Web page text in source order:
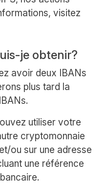
visitez
je obtenir?
avoir deux IBANs
plus tard la
utiliser votre
cryptomonnaie
ou sur une adresse
une référence